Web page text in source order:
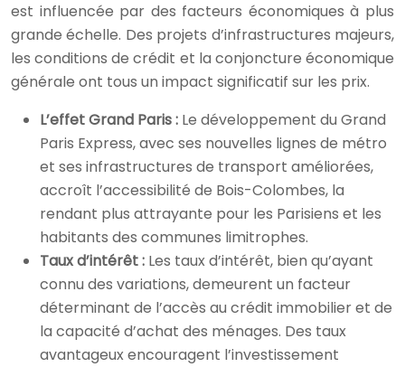
est influencée par des facteurs économiques à plus
grande échelle. Des projets d’infrastructures majeurs,
les conditions de crédit et la conjoncture économique
générale ont tous un impact significatif sur les prix.
L’effet Grand Paris : Le développement du Grand
Paris Express, avec ses nouvelles lignes de métro
et ses infrastructures de transport améliorées,
accroît l’accessibilité de Bois-Colombes, la
rendant plus attrayante pour les Parisiens et les
habitants des communes limitrophes.
Taux d’intérêt : Les taux d’intérêt, bien qu’ayant
connu des variations, demeurent un facteur
déterminant de l’accès au crédit immobilier et de
la capacité d’achat des ménages. Des taux
avantageux encouragent l’investissement